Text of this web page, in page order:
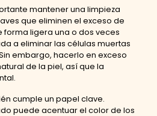
mantener una limpieza
que eliminen el exceso de
forma ligera una o dos veces
a eliminar las células muertas
embargo, hacerlo en exceso
de la piel, así que la
cumple un papel clave.
puede acentuar el color de los